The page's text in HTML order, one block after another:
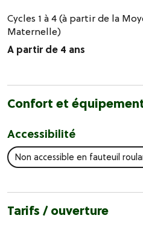
Cycles 1 à 4 (à partir de la
Maternelle)
A partir de 4 ans
Confort et
Accessibilité
Non accessible en fauteuil
Tarifs / ouverture